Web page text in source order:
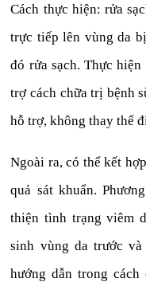
Cách thực hiện: rửa
trực tiếp lên vùng da
đó rửa sạch. Thực
trợ cách chữa trị bệnh
hỗ trợ, không thay thế
Ngoài ra, có thể kết
quả sát khuẩn.
thiện tình trạng viêm
sinh vùng da trước
hướng dẫn trong